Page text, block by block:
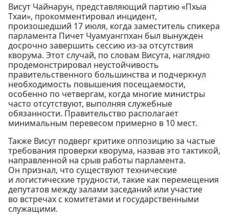
Висут Чайнарун, представляющий партию «Пхыа
Тхаи», прокомментировал инцидент,
произошедший 17 июля, когда заместитель спикера
парламента Пичет Чуамуангпхан был вынужден
досрочно завершить сессию из-за отсутствия
кворума. Этот случай, по словам Висута, наглядно
продемонстрировал неустойчивость
правительственного большинства и подчеркнул
необходимость повышения посещаемости,
особенно по четвергам, когда многие министры
часто отсутствуют, выполняя служебные
обязанности. Правительство располагает
минимальным перевесом примерно в 10 мест.
Также Висут подверг критике оппозицию за частые
требования проверки кворума, назвав это тактикой,
направленной на срыв работы парламента.
Он признал, что существуют технические
и логистические трудности, такие как перемещения
депутатов между залами заседаний или участие
во встречах с комитетами и государственными
служащими.